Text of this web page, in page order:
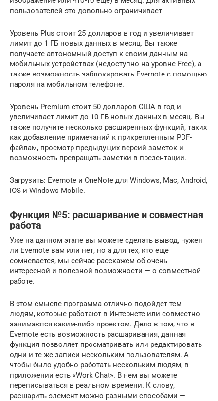
пользователей это довольно ограничивает.
Уровень Plus стоит 25 долларов в год и увеличивает
лимит до 1 ГБ новых данных в месяц. Вы также
получаете автономный доступ к своим данным на
мобильных устройствах (недоступно на уровне Free), а
также возможность заблокировать Evernote с помощью
пароля на мобильном телефоне.
Уровень Premium стоит 50 долларов США в год и
увеличивает лимит до 10 ГБ новых данных в месяц. Вы
также получите несколько расширенных функций, таких
как добавление примечаний к прикрепленным PDF-
файлам, просмотр предыдущих версий заметок и
возможность превращать заметки в презентации.
Загрузить: Evernote и OneNote для Windows, Mac, Android,
iOS и Windows Mobile.
Функция №5: расшаривание и совместная
работа
Уже на данном этапе вы можете сделать вывод, нужен
ли Evernote вам или нет, но а для тех, кто еще
сомневается, мы сейчас расскажем об очень
интересной и полезной возможности — о совместной
работе.
В этом смысле программа отлично подойдет тем
людям, которые работают в Интернете или совместно
занимаются каким-либо проектом. Дело в том, что в
Evernote есть возможность расшаривания, данная
функция позволяет просматривать или редактировать
одни и те же записи нескольким пользователям. А
чтобы было удобно работать нескольким людям, в
приложении есть «Work Chat». В нем вы можете
переписываться в реальном времени. К слову,
расшарить элемент можно разными способами —